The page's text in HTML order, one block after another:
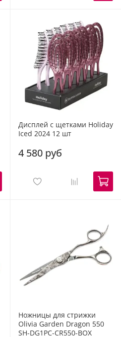
Дисплей с щетками Holiday
Iced 2024 12 шт
4 580 руб
Ножницы для стрижки
Olivia Garden Dragon 550
SH-DG1PC-CR550-BOX